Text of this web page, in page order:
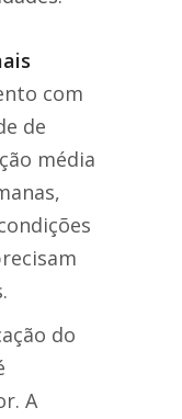
com
de
média
do
A